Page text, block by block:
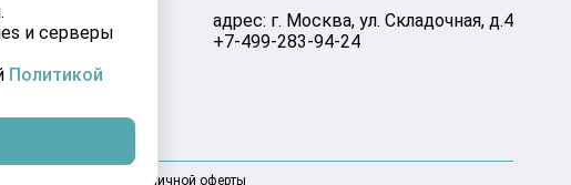
и серверы
Политикой
адрес: г. Москва, ул. Складочная, д.4
+7-499-283-94-24
договором публичной оферты